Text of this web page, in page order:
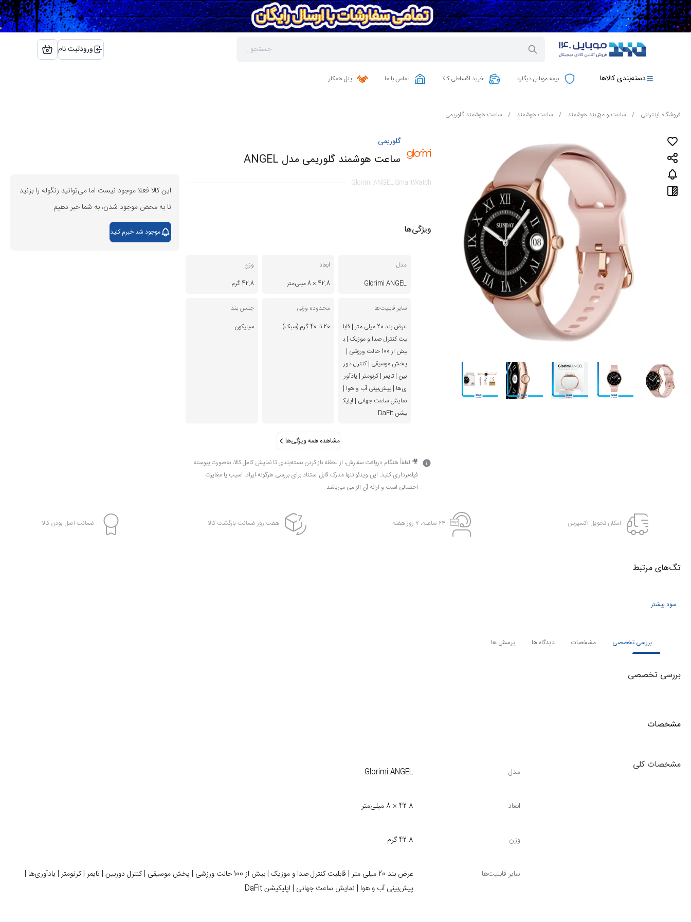
ورودثبت نام
دسته‌بندی کالاها بیمه موبایل دیگارد خرید اقساطی کالا تماس با ما پنل همکار
فروشگاه اینترنتی / ساعت و مچ بند هوشمند / ساعت هوشمند / ساعت هوشمند گلوریمی
گلوریمی
ساعت هوشمند گلوریمی مدل ANGEL
Glorimi ANGEL SmartWatch
ویژگی‌ها
مدل
Glorimi ANGEL
ابعاد
42.8 × 8 میلی‌متر
وزن
42.8 گرم
سایر قابلیت‌ها
عرض بند 20 میلی متر | قابل
یت کنترل صدا و موزیک | ب
یش از 100 حالت ورزشی |
پخش موسیقی | کنترل دور
بین | تایمر | کرنومتر | یادآور
ی‌ها | پیش‌بینی آب و هوا |
نمایش ساعت جهانی | اپلیک
یشن DaFit
محدوده وزنی
20 تا 40 گرم (سبک)
جنس بند
سیلیکون
مشاهده همه ویژگی‌ها
🎥 لطفاً هنگام دریافت سفارش، از لحظه باز کردن بسته‌بندی تا نمایش کامل کالا، به‌صورت پیوسته
فیلم‌برداری کنید. این ویدئو تنها مدرک قابل استناد برای بررسی هرگونه ایراد، آسیب یا مغایرت
احتمالی است و ارائه آن الزامی می‌باشد.
این کالا فعلا موجود نیست اما می‌توانید زنگوله را بزنید
تا به محض موجود شدن، به شما خبر دهیم.
موجود شد خبرم کنید
امکان تحویل اکسپرس ۲۴ ساعته، ۷ روز هفته هفت روز ضمانت بازگشت کالا ضمانت اصل بودن کالا
تگ‌های‌ مرتبط
سود بیشتر
بررسی تخصصی مشخصات دیدگاه ها پرسش ها
بررسی تخصصی
مشخصات
مشخصات کلی
مدل Glorimi ANGEL
ابعاد 42.8 × 8 میلی‌متر
وزن 42.8 گرم
سایر قابلیت‌ها
عرض بند 20 میلی متر | قابلیت کنترل صدا و موزیک | بیش از 100 حالت ورزشی | پخش موسیقی | کنترل دوربین | تایمر | کرنومتر | یادآوری‌ها |
پیش‌بینی آب و هوا | نمایش ساعت جهانی | اپلیکیشن DaFit